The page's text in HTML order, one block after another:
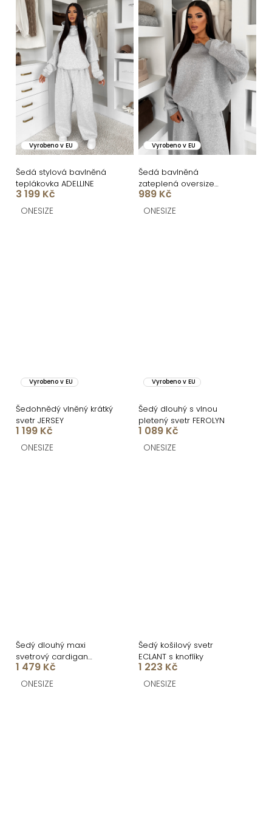
Vyrobeno v EU
Šedá stylová bavlněná
teplákovka ADELLINE
3 199 Kč
ONESIZE
Vyrobeno v EU
Šedá bavlněná
zateplená oversize
mikina LOFARI
989 Kč
ONESIZE
Vyrobeno v EU
Šedohnědý vlněný krátký
svetr JERSEY
1 199 Kč
ONESIZE
Vyrobeno v EU
Šedý dlouhý s vlnou
pletený svetr FEROLYN
1 089 Kč
ONESIZE
Šedý dlouhý maxi
svetrový cardigan
TOMELIR
1 479 Kč
ONESIZE
Šedý košilový svetr
ECLANT s knoflíky
1 223 Kč
ONESIZE